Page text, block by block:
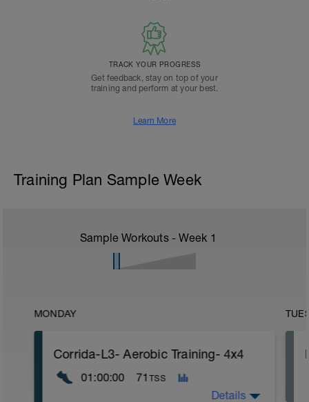
TRACK YOUR PROGRESS
Get feedback, stay on top of your
training and perform at your best.
Learn More
Training Plan Sample Week
Sample Workouts - Week 1
MONDAY
Corrida-L3- Aerobic Training- 4x4
01:00:00 71 TSS
Details